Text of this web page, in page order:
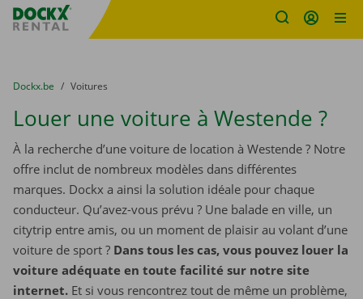
sitename
You are here:
du
Dockx.be to
Voitures
Louer une voiture à Westende ?
À la recherche d’une voiture de location à Westende ? Notre
offre inclut de nombreux modèles dans différentes
marques. Dockx a ainsi la solution idéale pour chaque
conducteur. Qu’avez-vous prévu ? Une balade en ville, un
citytrip entre amis, ou un moment de plaisir au volant d’une
voiture de sport ? Dans tous les cas, vous pouvez louer la
voiture adéquate en toute facilité sur notre site
internet. Et si vous rencontrez tout de même un problème,